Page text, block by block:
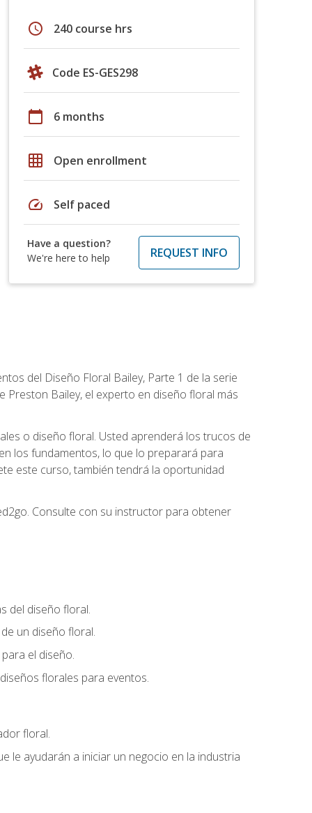
schedule 240 course hrs
Code ES-GES298
calendar_today 6 months
grid_on Open enrollment
speed Self paced
Have a question?
We're here to help
REQUEST INFO
del Diseño Floral Bailey, Parte 1 de la serie
Bailey, el experto en diseño floral más
o diseño floral. Usted aprenderá los trucos de
los fundamentos, lo que lo preparará para
este curso, también tendrá la oportunidad
Consulte con su instructor para obtener
del diseño floral.
un diseño floral.
el diseño.
florales para eventos.
floral.
le ayudarán a iniciar un negocio en la industria